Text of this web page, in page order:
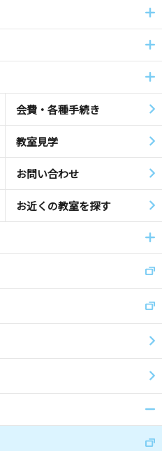
会費・各種手続き
教室見学
お問い合わせ
お近くの教室を探す